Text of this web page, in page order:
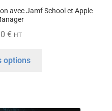
avec Jamf School et Apple
€ HT
options
variations.